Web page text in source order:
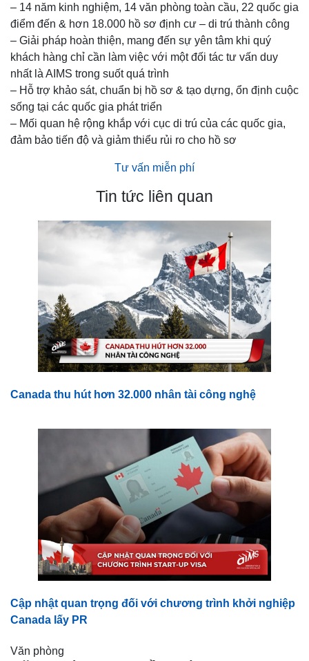
– 14 năm kinh nghiệm, 14 văn phòng toàn cầu, 22 quốc gia
điểm đến & hơn 18.000 hồ sơ định cư – di trú thành công
– Giải pháp hoàn thiện, mang đến sự yên tâm khi quý
khách hàng chỉ cần làm việc với một đối tác tư vấn duy
nhất là AIMS trong suốt quá trình
– Hỗ trợ khảo sát, chuẩn bị hồ sơ & tạo dựng, ổn định cuộc
sống tại các quốc gia phát triển
– Mối quan hệ rộng khắp với cục di trú của các quốc gia,
đảm bảo tiến độ và giảm thiểu rủi ro cho hồ sơ
Tư vấn miễn phí
Tin tức liên quan
Canada thu hút hơn 32.000 nhân tài công nghệ
Cập nhật quan trọng đối với chương trình khởi nghiệp
Canada lấy PR
Văn phòng